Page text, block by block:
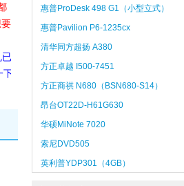
惠普ProDesk 498 G1（小型立式）
惠普Pavilion P6-1235cx
清华同方超扬 A380
方正卓越 I500-7451
方正商祺 N680（BSN680-S14）
昂台OT22D-H61G630
华硕MiNote 7020
索尼DVD505
英利普YDP301（4GB）